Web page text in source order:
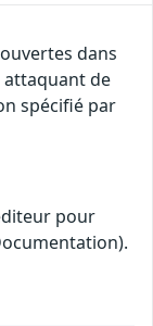
dans
attaquant de
spécifié par
pour